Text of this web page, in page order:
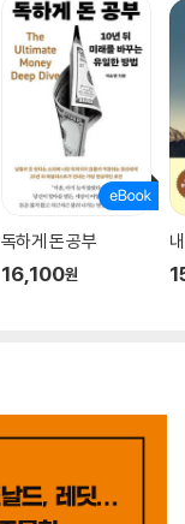
독하게 돈 공부
16,100원